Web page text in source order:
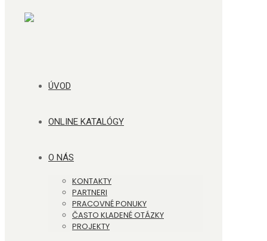
ÚVOD
ONLINE KATALÓGY
O NÁS
KONTAKTY
PARTNERI
PRACOVNÉ PONUKY
ČASTO KLADENÉ OTÁZKY
PROJEKTY